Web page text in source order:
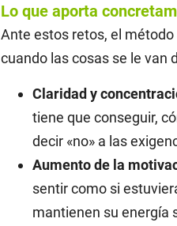
Lo que aporta
Ante estos retos, el
cuando las cosas se le van
Claridad y
tiene que conseguir,
decir «no» a las
Aumento de la
sentir como si
mantienen su energía